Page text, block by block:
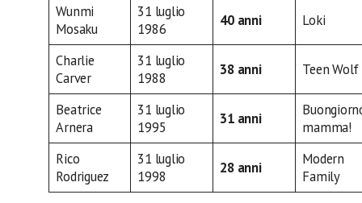
Wunmi
Mosaku
31 luglio
1986
40 anni Loki
Charlie
Carver
31 luglio
1988
38 anni Teen Wolf
Beatrice
Arnera
31 luglio
1995
31 anni
mamma!
Rico
Rodriguez
31 luglio
1998
28 anni
Modern
Family